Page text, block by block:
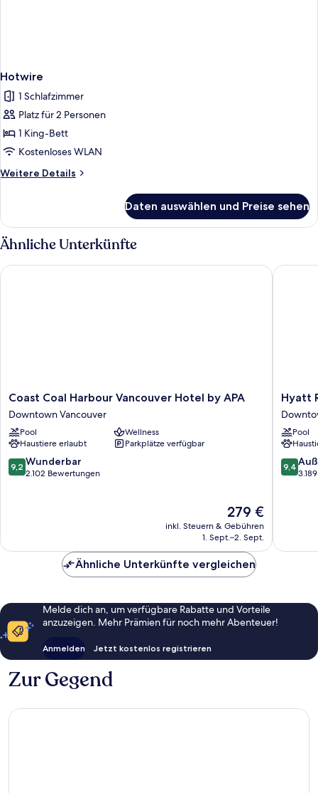
Hotwire
1 Schlafzimmer
Platz für 2 Personen
1 King-Bett
Kostenloses WLAN
Weitere Details
Weitere
Daten auswählen und Preise sehen
Ähnliche Unterkünfte
Coast
Coal
Harbour
Vancouver
Hotel
by
APA
Coast Coal Harbour Vancouver Hotel by APA
Downtown Vancouver
Pool
Wellness
Haustiere erlaubt
Parkplätze verfügbar
9.2
von
9,2 Wunderbar
2.102 Bewertungen
Der
Preis
beträgt
279 €
inkl. Steuern & Gebühren
1. Sept.–2. Sept.
Coast Coal Harbour Vancouver Hotel by APA
Hyatt
Hyatt
Pool
9.4
von
9,4
Hyatt
Ähnliche Unterkünfte vergleichen
Melde dich an, um verfügbare Rabatte und Vorteile
anzuzeigen. Mehr Prämien für noch mehr Abenteuer!
Anmelden Jetzt kostenlos registrieren
Zur Gegend